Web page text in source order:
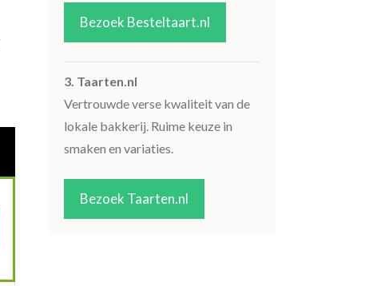
Bezoek Besteltaart.nl
3. Taarten.nl
Vertrouwde verse kwaliteit van de
lokale bakkerij. Ruime keuze in
smaken en variaties.
Bezoek Taarten.nl